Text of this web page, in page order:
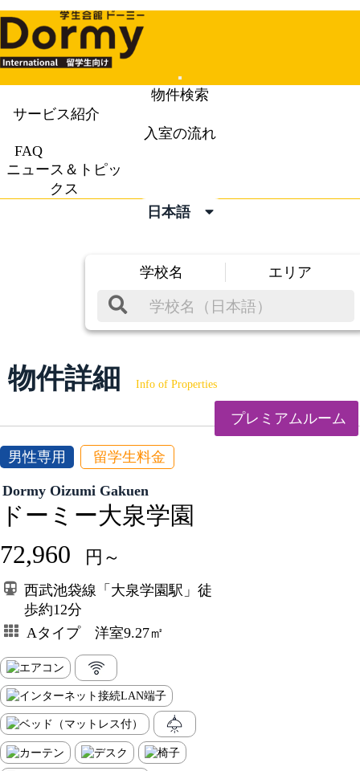
Mobile
Menu
物件検索
サービス紹介
入室の流れ
FAQ
ニュース＆トピッ
クス
日本語
学校名 エリア
物件詳細 Info of Properties
プレミアムルーム
男性専用 留学生料金
Dormy Oizumi Gakuen
ドーミー大泉学園
72,960 円～
西武池袋線「大泉学園駅」徒
歩約12分
Aタイプ 洋室9.27㎡